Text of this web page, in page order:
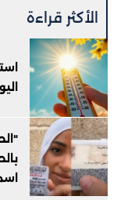
الأكثر قراءة